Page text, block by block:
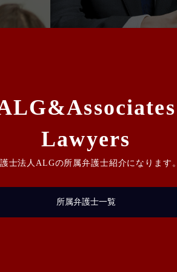
Lawyers
士法人ALGの所属弁護士紹介になります。
所属弁護士一覧